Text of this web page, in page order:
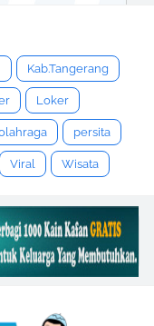
Kab.Tangerang
Loker
persita
Viral Wisata